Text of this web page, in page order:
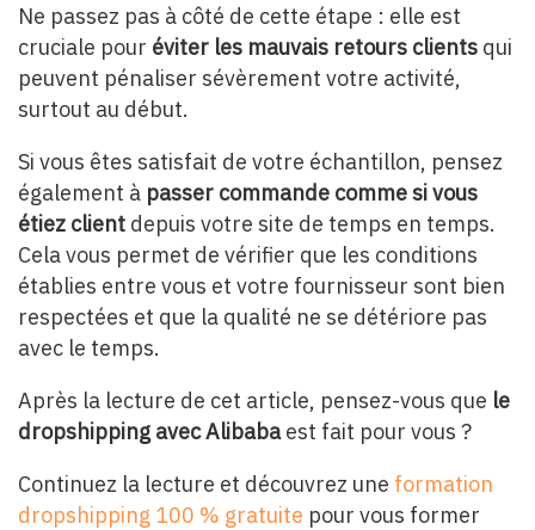
Ne passez pas à côté de cette étape : elle est
cruciale pour éviter les mauvais retours clients qui
peuvent pénaliser sévèrement votre activité,
surtout au début.
Si vous êtes satisfait de votre échantillon, pensez
également à passer commande comme si vous
étiez client depuis votre site de temps en temps.
Cela vous permet de vérifier que les conditions
établies entre vous et votre fournisseur sont bien
respectées et que la qualité ne se détériore pas
avec le temps.
Après la lecture de cet article, pensez-vous que le
dropshipping avec Alibabaest fait pour vous ?
Continuez la lecture et découvrez une formation
dropshipping 100 % gratuite pour vous former